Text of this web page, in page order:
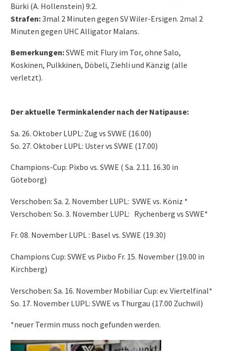
Bürki (A. Hollenstein) 9:2.
Strafen:3mal 2 Minuten gegen SV Wiler-Ersigen. 2mal 2
Minuten gegen UHC Alligator Malans.
Bemerkungen:SVWE mit Flury im Tor, ohne Salo,
Koskinen, Pulkkinen, Döbeli, Ziehli und Känzig (alle
verletzt).
Der aktuelle Terminkalender nach der Natipause:
Sa. 26. Oktober LUPL: Zug vs SVWE (16.00)
So. 27. Oktober LUPL: Uster vs SVWE (17.00)
Champions-Cup: Pixbo vs. SVWE ( Sa. 2.11. 16.30 in
Göteborg)
Verschoben: Sa. 2. November LUPL: SVWE vs. Köniz *
Verschoben: So. 3. November LUPL: Rychenberg vs SVWE*
Fr. 08. November LUPL : Basel vs. SVWE (19.30)
Champions Cup: SVWE vs Pixbo Fr. 15. November (19.00 in
Kirchberg)
Verschoben: Sa. 16. November Mobiliar Cup: ev. Viertelfinal*
So. 17. November LUPL: SVWE vs Thurgau (17.00 Zuchwil)
*neuer Termin muss noch gefunden werden.